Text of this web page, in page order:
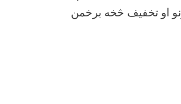
او تخفیف څخه برخمن